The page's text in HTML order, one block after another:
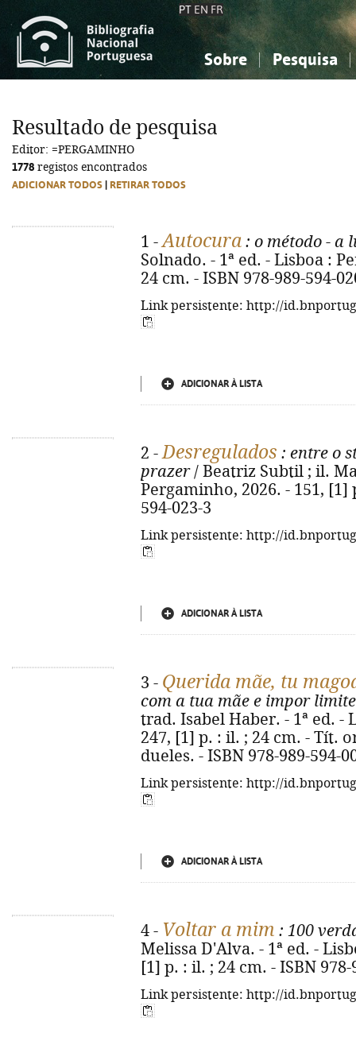
PT EN FR
Sobre Pesquisa
Ciências sociais...
Ciências sociais...
Resultado de pesquisa
Editor: =PERGAMINHO
1778 registos encontrados
ADICIONAR TODOS RETIRAR TODOS
1 -Autocura : o método - a
Solnado. - 1ª ed. - Lisboa :
24 cm. - ISBN 978-989-594-
Link persistente: http://
ADICIONAR À LISTA
2 -Desregulados : entre o
prazer/ Beatriz Subtil ; il.
Pergaminho, 2026. - 151, [1]
594-023-3
Link persistente: http://
ADICIONAR À LISTA
3 - Querida mãe, tu
com a tua mãe e impor
trad. Isabel Haber. - 1ª ed. -
247, [1] p. : il. ; 24 cm. - Tít.
dueles. - ISBN 978-989-594-
Link persistente: http://
ADICIONAR À LISTA
4 - Voltar a mim : 100
Melissa D'Alva. - 1ª ed. -
[1] p. : il. ; 24 cm. - ISBN 978-
Link persistente: http://